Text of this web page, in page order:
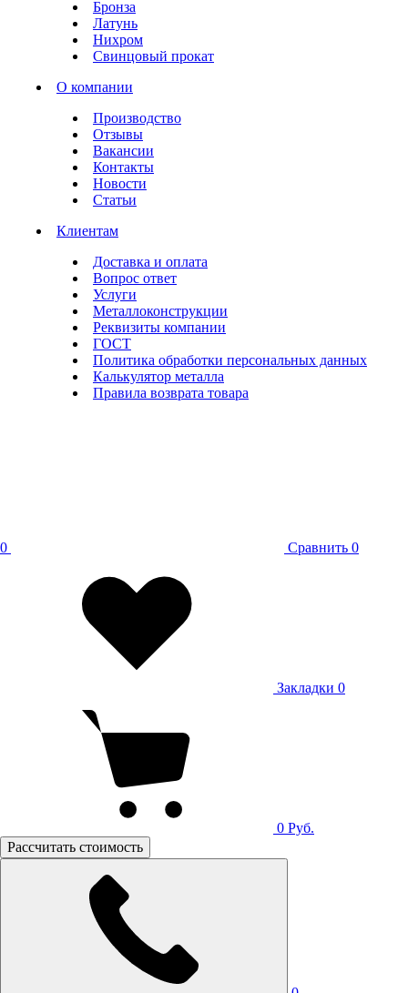
Бронза
Латунь
Нихром
Свинцовый прокат
О компании
Производство
Отзывы
Вакансии
Контакты
Новости
Статьи
Клиентам
Доставка и оплата
Вопрос ответ
Услуги
Металлоконструкции
Реквизиты компании
ГОСТ
Политика обработки персональных данных
Калькулятор металла
Правила возврата товара
0 Сравнить 0
Закладки 0
0 Руб.
Рассчитать стоимость